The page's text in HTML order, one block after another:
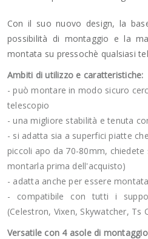
Con il suo nuovo design, la
possibilità di montaggio e la
montata su pressochè qualsiasi
Ambiti di utilizzo e caratteristiche:
- può montare in modo sicuro
telescopio
- una migliore stabilità e tenuta
- si adatta sia a superfici piatte
piccoli apo da 70-80mm,
montarla prima dell'acquisto)
- adatta anche per essere
- compatibile con tutti i
(Celestron, Vixen, Skywatcher, Ts
Versatile con 4 asole di